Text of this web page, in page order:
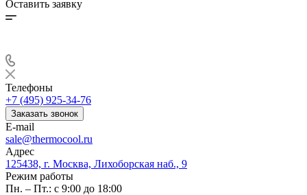
Оставить заявку
Телефоны
+7 (495) 925-34-76
Заказать звонок
E-mail
sale@thermocool.ru
Адрес
125438, г. Москва, Лихоборская наб., 9
Режим работы
Пн. – Пт.: с 9:00 до 18:00